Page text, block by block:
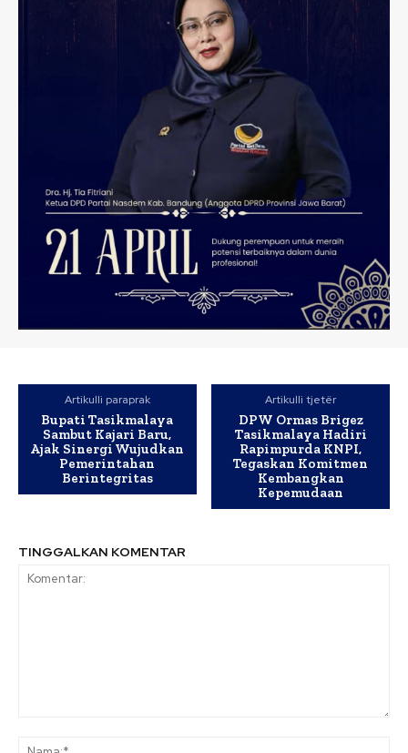
Artikulli paraprak
Bupati Tasikmalaya
Sambut Kajari Baru,
Ajak Sinergi Wujudkan
Pemerintahan
Berintegritas
Artikulli tjetër
DPW Ormas Brigez
Tasikmalaya Hadiri
Rapimpurda KNPI,
Tegaskan Komitmen
Kembangkan
Kepemudaan
TINGGALKAN KOMENTAR